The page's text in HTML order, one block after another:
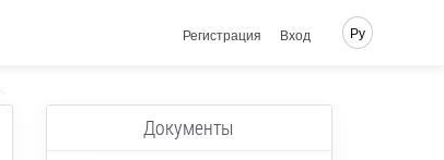
Регистрация Вход Ру
Документы